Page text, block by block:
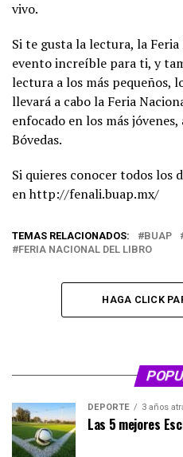
vivo.
Si te gusta la lectura, la
evento increíble para ti, y
lectura a los más pequeños,
llevará a cabo la Feria
enfocado en los más jóvenes,
Bóvedas.
Si quieres conocer todos los
en http://fenali.buap.mx/
TEMAS RELACIONADOS: BUAP
FERIA NACIONAL DEL LIBRO
HAGA CLICK
DEPORTE 3 años
Las 5 mejores